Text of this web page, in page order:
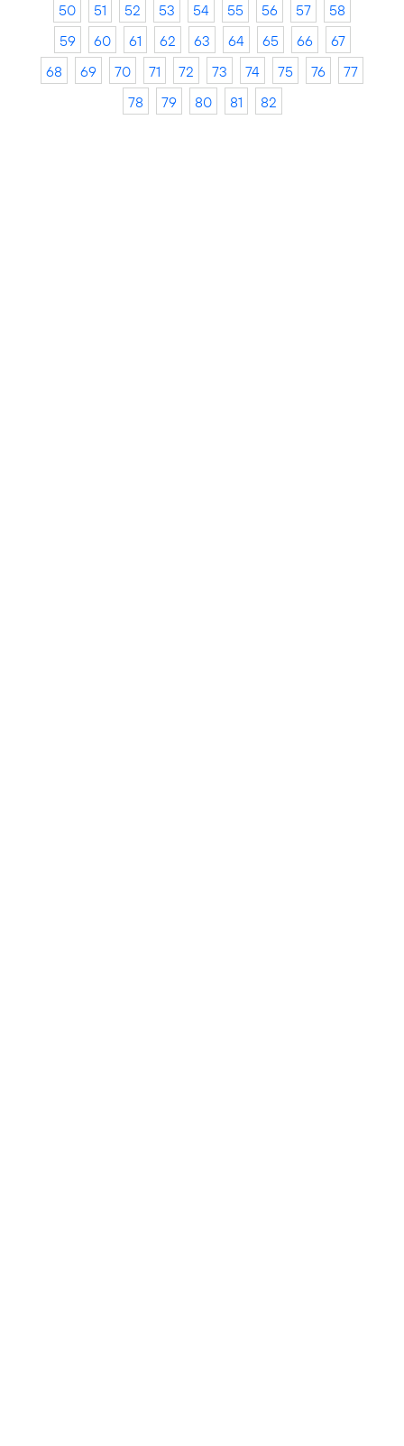
50
51 52 53 54 55 56 57
58
59
60 61 62 63 64 65 66
67
68
69 70 71 72 73 74 75 76
77
78
79 80 81 82